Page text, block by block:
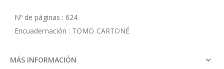
Nº de páginas : 624
Encuadernación : TOMO CARTONÉ
MÁS INFORMACIÓN